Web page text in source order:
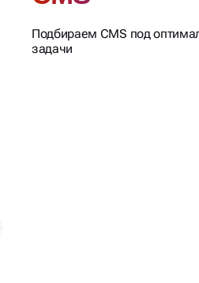
Подбираем CMS под
задачи